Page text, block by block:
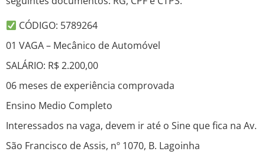
CÓDIGO: 5789264
01 VAGA – Mecânico de Automóvel
SALÁRIO: R$ 2.200,00
06 meses de experiência comprovada
Ensino Medio Completo
Interessados na vaga, devem ir até o Sine que fica na Av.
São Francisco de Assis, nº 1070, B. Lagoinha